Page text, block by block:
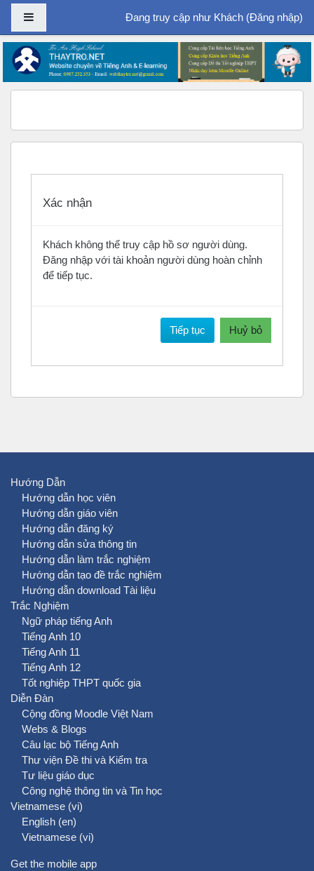
Chuyển tới nội dung chính
Bảng điều khiển cạnhĐang truy cập như Khách (Đăng nhập)
Xác nhận
Khách không thể truy cập hồ sơ người dùng.
Đăng nhập với tài khoản người dùng hoàn chỉnh
để tiếp tục.
Tiếp tục Huỷ bỏ
Hướng Dẫn
Hướng dẫn học viên
Hướng dẫn giáo viên
Hướng dẫn đăng ký
Hướng dẫn sửa thông tin
Hướng dẫn làm trắc nghiệm
Hướng dẫn tạo đề trắc nghiệm
Hướng dẫn download Tài liệu
Trắc Nghiệm
Ngữ pháp tiếng Anh
Tiếng Anh 10
Tiếng Anh 11
Tiếng Anh 12
Tốt nghiệp THPT quốc gia
Diễn Đàn
Cộng đồng Moodle Việt Nam
Webs & Blogs
Câu lạc bộ Tiếng Anh
Thư viện Đề thi và Kiểm tra
Tư liệu giáo dục
Công nghệ thông tin và Tin học
Vietnamese ‎(vi)‎
English ‎(en)‎
Vietnamese ‎(vi)‎
Get the mobile app